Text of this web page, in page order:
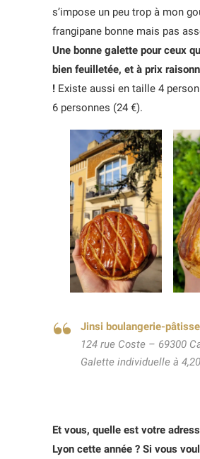
s’impose un peu trop à mon
frangipane bonne mais pas
Une bonne galette pour ceux
bien feuilletée, et à prix
! Existe aussi en taille 4
6 personnes (24 €).
Jinsi boulangerie-
124 rue Coste – 69300
Galette individuelle à
Et vous, quelle est votre
Lyon cette année ? Si vous